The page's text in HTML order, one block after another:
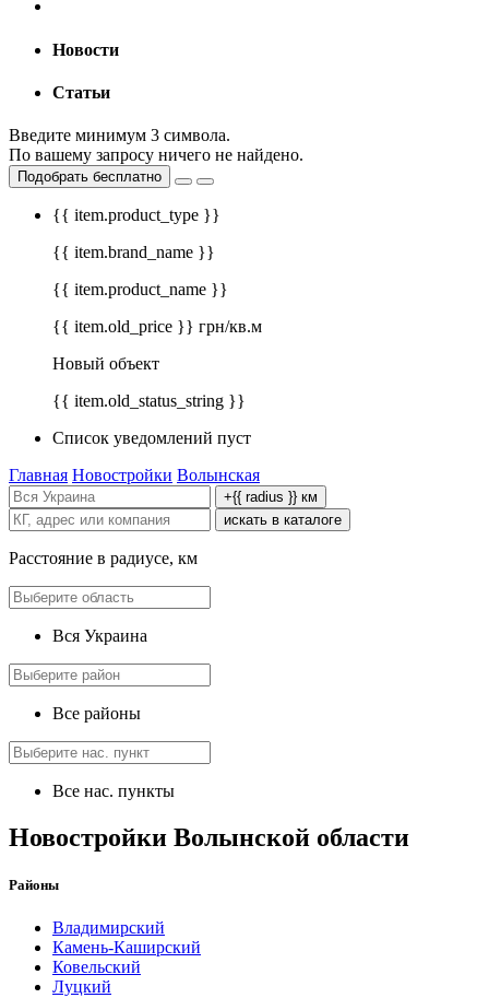
Новости
Статьи
Введите минимум 3 символа.
По вашему запросу ничего не найдено.
Подобрать бесплатно
{{ item.product_type }}
{{ item.brand_name }}
{{ item.product_name }}
{{ item.old_price }} грн/кв.м
Новый объект
{{ item.old_status_string }}
Список уведомлений пуст
Главная Новостройки Волынская
+{{ radius }} км
искать в каталоге
Расстояние в радиусе, км
Вся Украина
Все районы
Все нас. пункты
Новостройки Волынской области
Районы
Владимирский
Камень-Каширский
Ковельский
Луцкий